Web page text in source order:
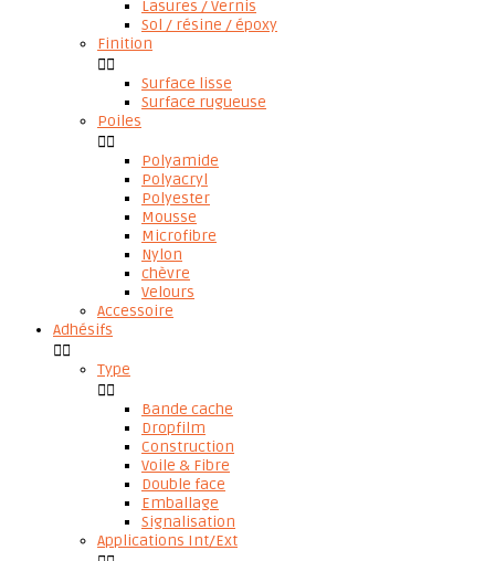
Lasures / Vernis
Sol / résine / époxy
Finition

Surface lisse
Surface rugueuse
Poiles

Polyamide
Polyacryl
Polyester
Mousse
Microfibre
Nylon
chèvre
Velours
Accessoire
Adhésifs

Type

Bande cache
Dropfilm
Construction
Voile & Fibre
Double face
Emballage
Signalisation
Applications Int/Ext